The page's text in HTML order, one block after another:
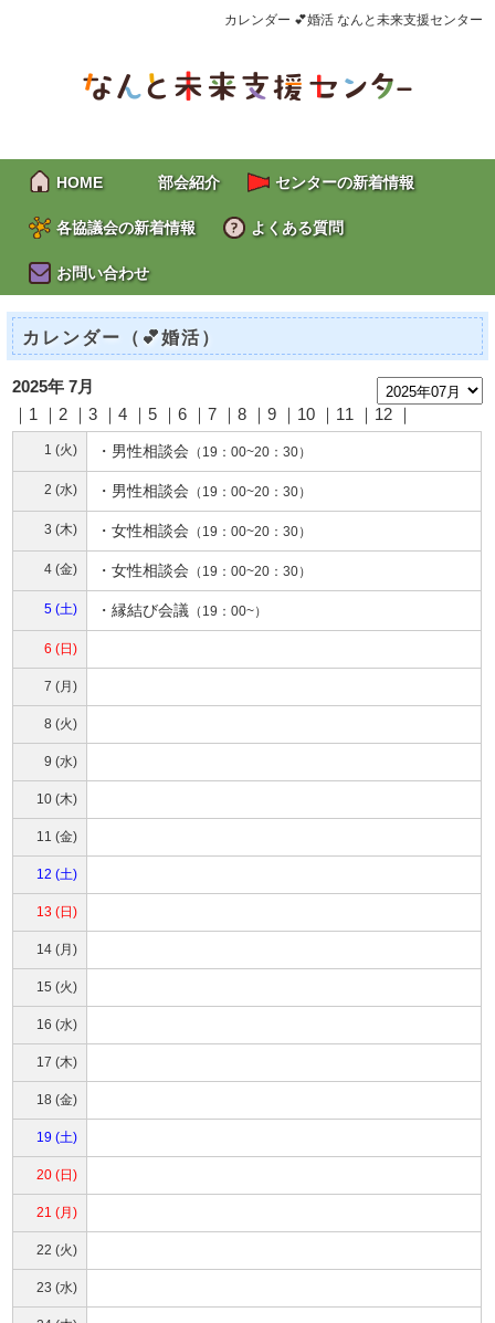
カレンダー 💕婚活 なんと未来支援センター
HOME 部会紹介 センターの新着情報
各協議会の新着情報 よくある質問
お問い合わせ
カレンダー（💕婚活）
2025年 7月
｜1 ｜2 ｜3 ｜4 ｜5 ｜6 ｜7 ｜8 ｜9 ｜10 ｜11 ｜12 ｜
1 (火) ・ 男性相談会 （19：00~20：30）
2 (水) ・ 男性相談会 （19：00~20：30）
3 (木) ・女性相談会 （19：00~20：30）
4 (金) ・女性相談会 （19：00~20：30）
5 (土) ・縁結び会議 （19：00~）
6 (日)
7 (月)
8 (火)
9 (水)
10 (木)
11 (金)
12 (土)
13 (日)
14 (月)
15 (火)
16 (水)
17 (木)
18 (金)
19 (土)
20 (日)
21 (月)
22 (火)
23 (水)